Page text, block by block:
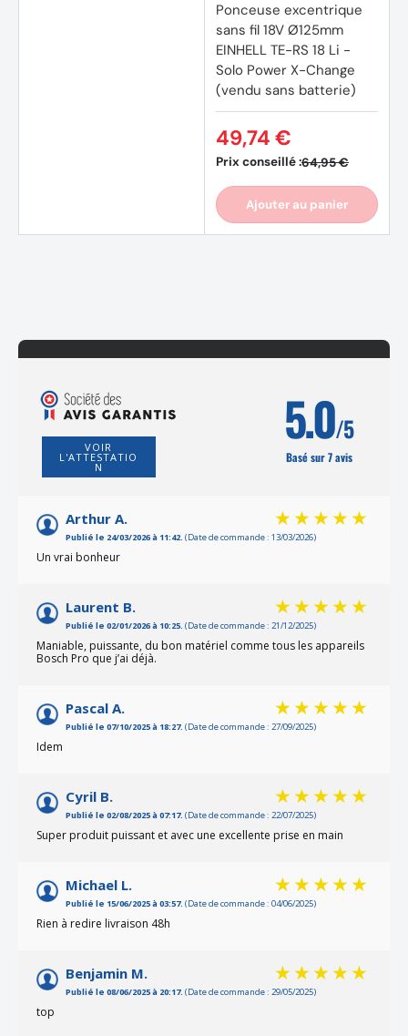
Ponceuse excentrique
sans fil 18V Ø125mm
EINHELL TE-RS 18 Li -
Solo Power X-Change
(vendu sans batterie)
Prix conseillé :64,95 €
49,74 €
Ajouter au panier
VOIR
L'ATTESTATIO
N
5.0/5
Basé sur 7 avis
Arthur A.
Publié le 24/03/2026 à 11:42. (Date de commande : 13/03/2026)
Un vrai bonheur
Laurent B.
Publié le 02/01/2026 à 10:25. (Date de commande : 21/12/2025)
Maniable, puissante, du bon matériel comme tous les appareils
Bosch Pro que j’ai déjà.
Pascal A.
Publié le 07/10/2025 à 18:27. (Date de commande : 27/09/2025)
Idem
Cyril B.
Publié le 02/08/2025 à 07:17. (Date de commande : 22/07/2025)
Super produit puissant et avec une excellente prise en main
Michael L.
Publié le 15/06/2025 à 03:57. (Date de commande : 04/06/2025)
Rien à redire livraison 48h
Benjamin M.
Publié le 08/06/2025 à 20:17. (Date de commande : 29/05/2025)
top